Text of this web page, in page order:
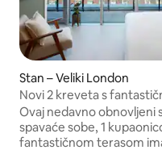
Stan – Veliki London
Novi 2 kreveta s
Ovaj nedavno obnovljeni
spavaće sobe, 1
fantastičnom terasom